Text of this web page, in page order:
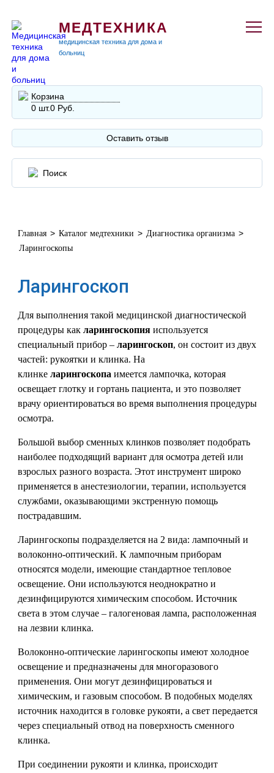
МЕДТЕХНИКА
медицинская техника для дома и
больниц
Корзина
0 шт.0 Руб.
Оставить отзыв
Главная > Каталог медтехники > Диагностика организма >
Ларингоскопы
Ларингоскоп
Для выполнения такой медицинской диагностической
процедуры какларингоскопия используется
специальный прибор –ларингоскоп, он состоит из двух
частей: рукоятки и клинка. На
клинкеларингоскопа имеется лампочка, которая
освещает глотку и гортань пациента, и это позволяет
врачу ориентироваться во время выполнения процедуры
осмотра.
Большой выбор сменных клинков позволяет подобрать
наиболее подходящий вариант для осмотра детей или
взрослых разного возраста. Этот инструмент широко
применяется в анестезиологии, терапии, используется
службами, оказывающими экстренную помощь
пострадавшим.
Ларингоскопы подразделяется на 2 вида: лампочный и
волоконно-оптический. К лампочным приборам
относятся модели, имеющие стандартное тепловое
освещение. Они используются неоднократно и
дезинфицируются химическим способом. Источник
света в этом случае – галогеновая лампа, расположенная
на лезвии клинка.
Волоконно-оптические ларингоскопы имеют холодное
освещение и предназначены для многоразового
применения. Они могут дезинфицироваться и
химическим, и газовым способом. В подобных моделях
источник находится в головке рукояти, а свет передается
через специальный отвод на поверхность сменного
клинка.
При соединении рукояти и клинка, происходит